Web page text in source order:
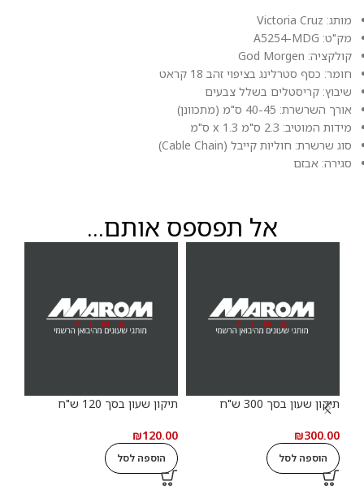
מותג: Victoria Cruz
מק"ט: A5254-MDG
קולקציה: God Morgen
חומר: כסף סטרלינג בציפוי זהב 18 קראט
שיבוץ: קריסטלים בשלל צבעים
אורך השרשרת: 40-45 ס"מ (מתכוונן)
מידות המוטיב: 2.3 ס"מ x 1.3 ס"מ
סוג שרשרת: חוליות קייבל (Cable Chain)
סגירה: אבזם
אל תפספס אותם...
תיקון שעון בסך 300 ש"ח
₪300.00
הוספה לסל
תיקון שעון בסך 120 ש"ח
₪120.00
הוספה לסל